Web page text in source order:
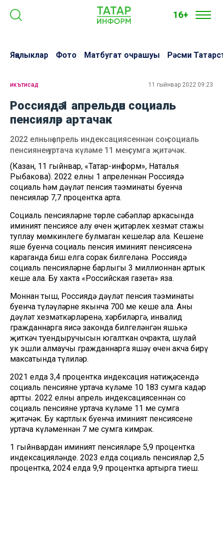
16+
Яңалыклар Фото Матбугат очрашуы Рәсми
икътисад 11 гыйнвар 2022 09:23
Россиядә 1 апрельдән социаль
пенсияләр артачак
2022 елның апрель индексациясеннән соң социаль
пенсиянең уртача күләме 11 мең сумга җитәчәк.
(Казан, 11 гыйнвар, «Татар-информ», Наталья
Рыбакова). 2022 елның 1 апреленнән Россиядә
социаль һәм дәүләт пенсия тәэминаты буенча
пенсияләр 7,7 процентка арта.
Социаль пенсияләрне төрле сәбәпләр аркасында
иминият пенсиясе алу өчен җитәрлек хезмәт стажы
туплау мөмкинлеге булмаган кешеләр ала. Кешенең
яше буенча социаль пенсия иминият пенсиясенә
караганда биш елга соңрак билгеләнә. Россиядә
социаль пенсияләрне барлыгы 3 миллионнан артык
кеше ала. Бу хакта «Российская газета» яза.
Моннан тыш, Россиядә дәүләт пенсия тәэминаты
буенча түләүләрне якынча 700 мең кеше ала. Аны
дәүләт хезмәткәрләренә, хәрбиләргә, инвалид
гражданнарга яисә законда билгеләнгән яшькә
җиткәч туендыручысын югалткан очракта, шулай
ук эшли алмаучы гражданнарга яшәү өчен акча бирү
максатында түлиләр.
2021 елда 3,4 процентка индексация нәтиҗәсендә
социаль пенсиянең уртача күләме 10 183 сумга кадәр
артты. 2022 елның апрель индексациясеннән соң
социаль пенсиянең уртача күләме 11 мең сумга
җитәчәк. Бу картлык буенча иминият пенсиясенең
уртача күләменнән 7 мең сумга кимрәк.
1 гыйнвардан иминият пенсияләре 5,9 процентка
индексацияләнде. 2023 елда социаль пенсияләр 2,5
процентка, 2024 елда 9,9 процентка артырга тиеш.